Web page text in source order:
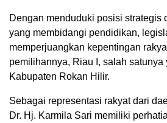
Dengan menduduki posisi strategis
yang membidangi pendidikan,
memperjuangkan kepentingan
pemilihannya, Riau I, salah satunya
Kabupaten Rokan Hilir.
Sebagai representasi rakyat dari
Dr. Hj. Karmila Sari memiliki